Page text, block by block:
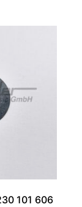
101 606